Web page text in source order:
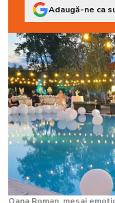
Adaugă-ne ca